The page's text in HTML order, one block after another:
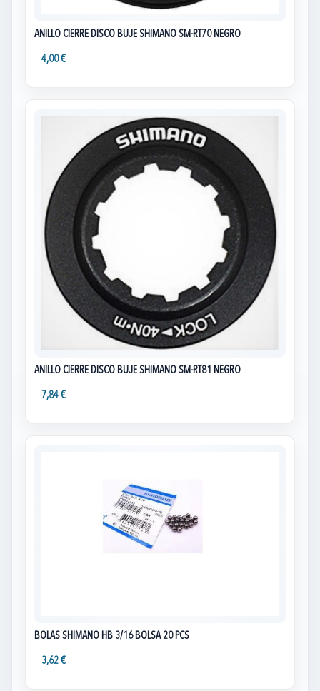
ANILLO CIERRE DISCO BUJE SHIMANO SM-RT70 NEGRO
4,00 €
ANILLO CIERRE DISCO BUJE SHIMANO SM-RT81 NEGRO
7,84 €
BOLAS SHIMANO HB 3/16 BOLSA 20 PCS
3,62 €